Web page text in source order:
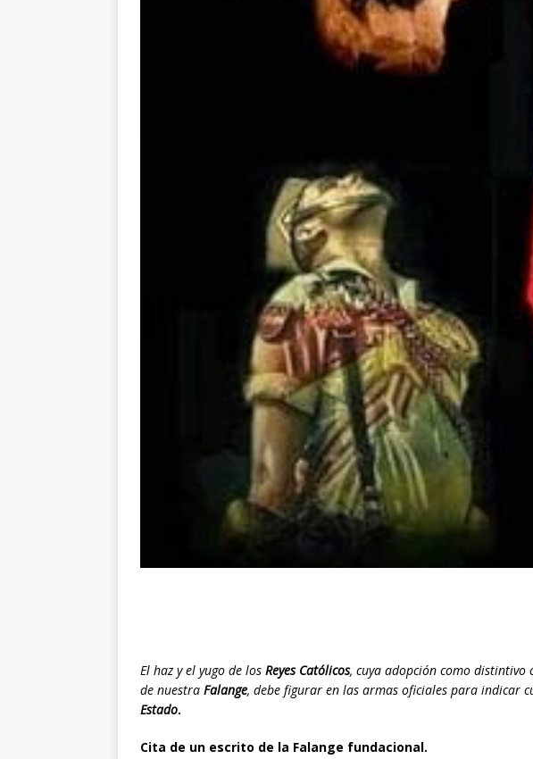
El haz y el yugo de los Reyes Católicos, cuya adopción como distintivo
de nuestra Falange, debe figurar en las armas oficiales para indicar
Estado.
Cita de un escrito de la Falange fundacional.